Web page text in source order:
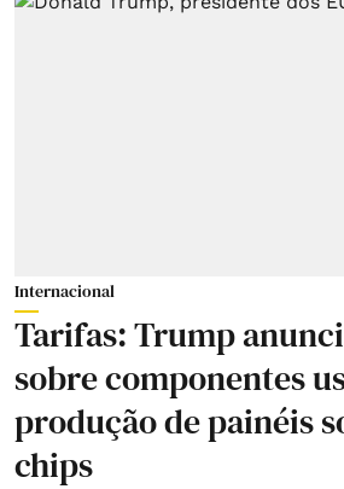
Internacional
Tarifas: Trump
sobre componentes
produção de painéis
chips